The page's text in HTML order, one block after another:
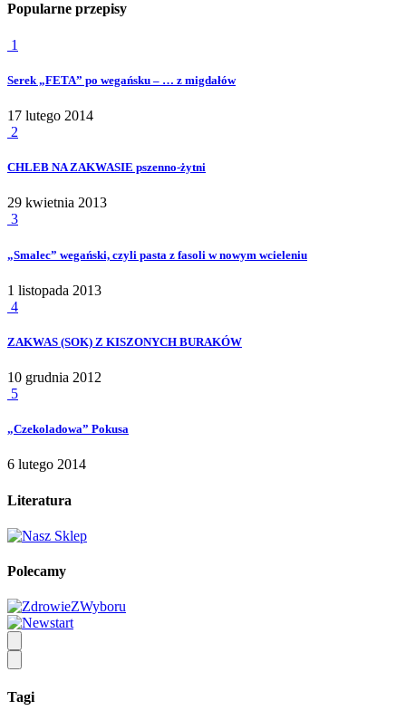
Popularne przepisy
1
Serek „FETA” po wegańsku – … z migdałów
17 lutego 2014
2
CHLEB NA ZAKWASIE pszenno-żytni
29 kwietnia 2013
3
„Smalec” wegański, czyli pasta z fasoli w nowym wcieleniu
1 listopada 2013
4
ZAKWAS (SOK) Z KISZONYCH BURAKÓW
10 grudnia 2012
5
„Czekoladowa” Pokusa
6 lutego 2014
Literatura
Polecamy
Tagi